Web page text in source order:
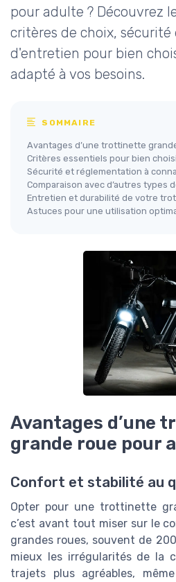
pour adulte ? Découvrez
critères de choix, sécurité
d'entretien pour bien
adapté à vos besoins.
SOMMAIRE
Avantages d’une trottinette
Critères essentiels pour bien
Sécurité et réglementation à
Comparaison avec d’autres types
Entretien et durabilité de votre
Astuces pour une utilisation
Avantages d’une
grande roue pour
Confort et stabilité au
Opter pour une trottinette
c’est avant tout miser sur le
grandes roues, souvent de
mieux les irrégularités de la
trajets plus agréables,